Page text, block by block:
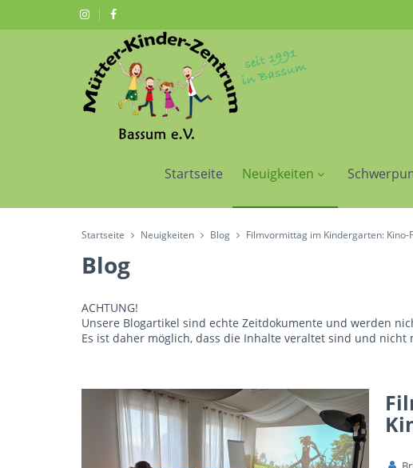
Startseite Neuigkeiten
Startseite Neuigkeiten Blog Filmvormittag im Kindergarten:
Blog
ACHTUNG!
Unsere Blogartikel sind echte Zeitdokumente und werden
Es ist daher möglich, dass die Inhalte veraltet sind und